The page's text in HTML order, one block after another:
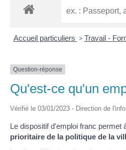
Accueil particuliers > Travail -
Question-réponse
Qu'est-ce qu'un
Vérifié le 03/01/2023 - Direction de
Le dispositif d'emploi franc permet
prioritaire de la politique de la